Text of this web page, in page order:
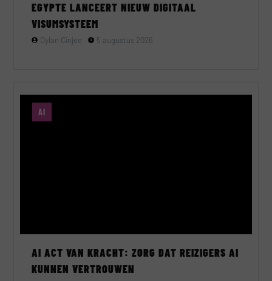
EGYPTE LANCEERT NIEUW DIGITAAL
VISUMSYSTEEM
Dylan Cinjee 5 augustus 2026
AI
AI ACT VAN KRACHT: ZORG DAT REIZIGERS AI
KUNNEN VERTROUWEN